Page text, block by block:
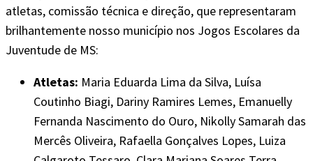
atletas, comissão técnica e direção, que representaram
brilhantemente nosso município nos Jogos Escolares da
Juventude de MS:
Atletas: Maria Eduarda Lima da Silva, Luísa
Coutinho Biagi, Dariny Ramires Lemes, Emanuelly
Fernanda Nascimento do Ouro, Nikolly Samarah das
Mercês Oliveira, Rafaella Gonçalves Lopes, Luiza